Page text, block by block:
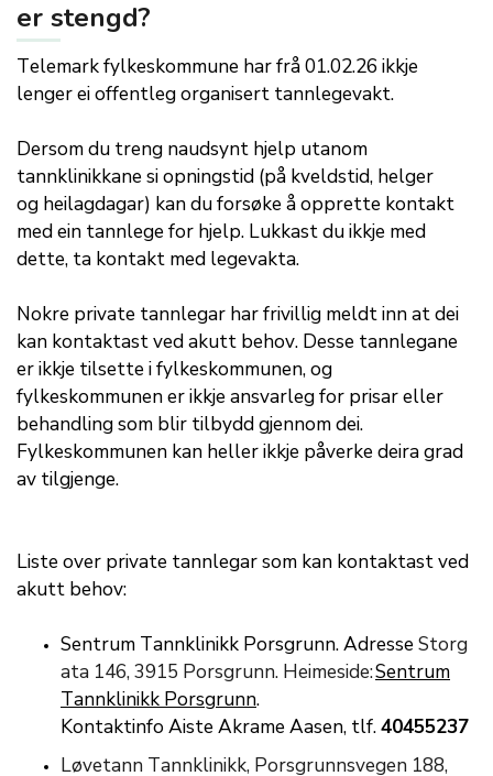
er stengd?
Telemark fylkeskommune har frå 01.02.26 ikkje
lenger ei offentleg organisert tannlegevakt.
Dersomdu treng naudsynt hjelp utanom
tannklinikkanesiopningstid (på kveldstid, helger
og heilagdagar) kan du forsøke å opprette kontakt
med ein tannlege for hjelp. Lukkast du ikkje med
dette, ta kontakt med legevakta.
Nokre private tannlegar har frivillig meldt inn at dei
kan kontaktastved akutt behov. Desse tannlegane
er ikkje tilsette i fylkeskommunen, og
fylkeskommunen er ikkje ansvarleg for prisar eller
behandling som blir tilbydd gjennom dei.
Fylkeskommunen kan heller ikkje påverkedeira grad
av tilgjenge.
Liste over private tannlegar som kan kontaktastved
akutt behov:
Sentrum Tannklinikk Porsgrunn.AdresseStorg
ata 146, 3915 Porsgrunn. Heimeside:Sentrum
Tannklinikk Porsgrunn.
Kontaktinfo AisteAkrameAasen, tlf.40455237
Løvetann Tannklinikk, Porsgrunnsvegen 188,